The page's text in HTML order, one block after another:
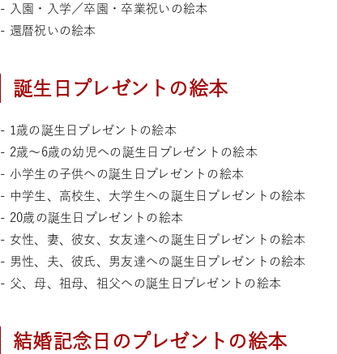
- 入園・入学／卒園・卒業祝いの絵本
- 還暦祝いの絵本
誕生日プレゼントの絵本
- 1歳の誕生日プレゼントの絵本
- 2歳～6歳の幼児への誕生日プレゼントの絵本
- 小学生の子供への誕生日プレゼントの絵本
- 中学生、高校生、大学生への誕生日プレゼントの絵本
- 20歳の誕生日プレゼントの絵本
- 女性、妻、彼女、女友達への誕生日プレゼントの絵本
- 男性、夫、彼氏、男友達への誕生日プレゼントの絵本
- 父、母、祖母、祖父への誕生日プレゼントの絵本
結婚記念日のプレゼントの絵本